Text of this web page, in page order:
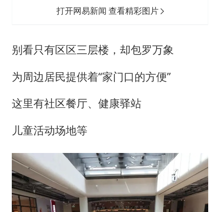
打开网易新闻 查看精彩图片
别看只有区区三层楼，却包罗万象
为周边居民提供着“家门口的方便”
这里有社区餐厅、健康驿站
儿童活动场地等